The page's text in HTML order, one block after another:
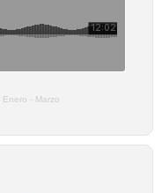
- Marzo